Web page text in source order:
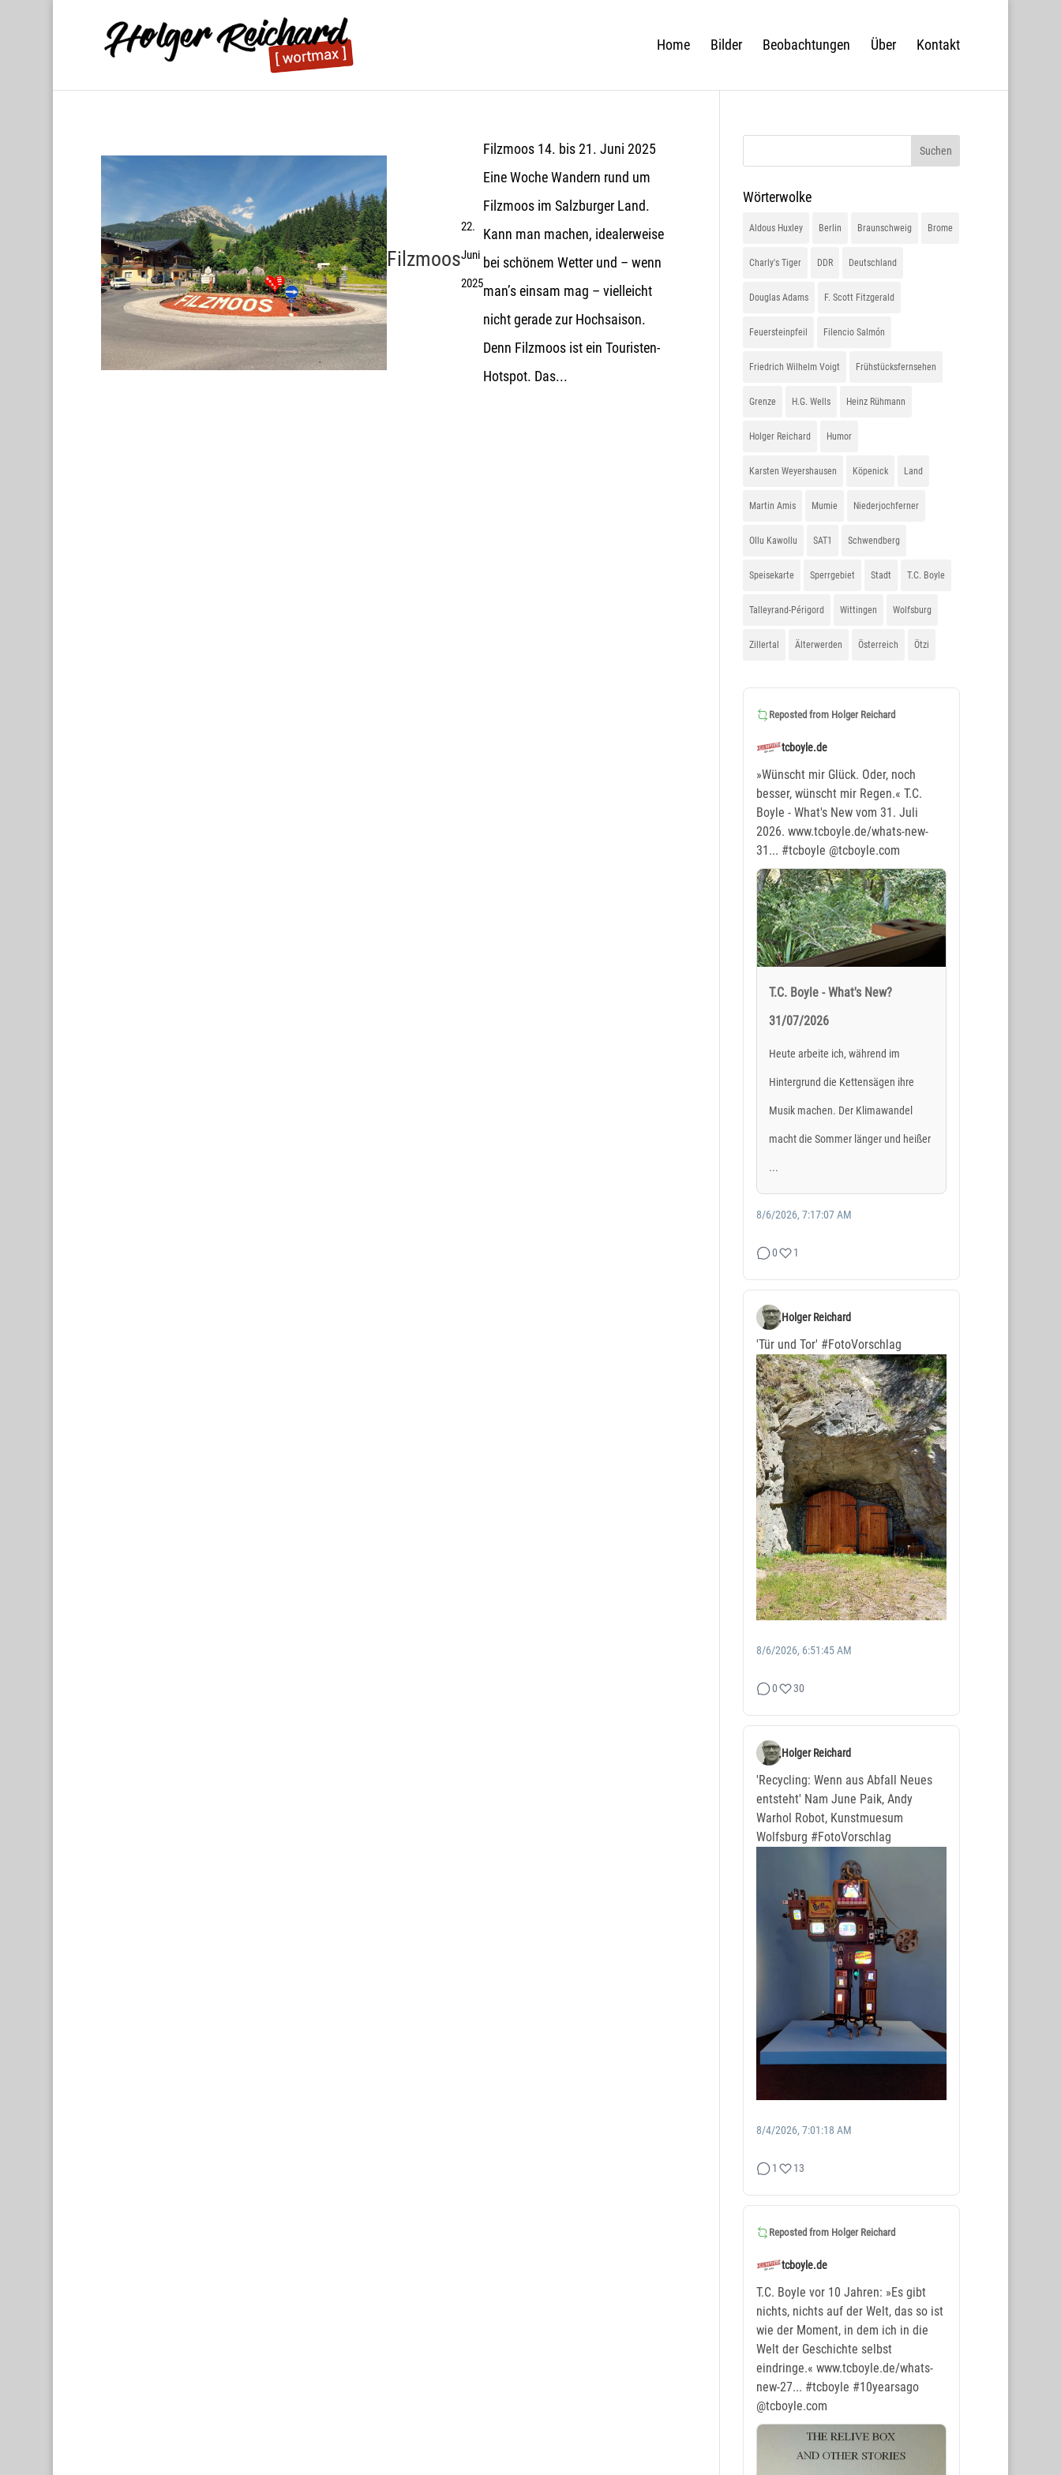
Home Bilder Beobachtungen Über Kontakt
Filzmoos
22.
Juni
2025
Filzmoos 14. bis 21. Juni 2025
Eine Woche Wandern rund um
Filzmoos im Salzburger Land.
Kann man machen, idealerweise
bei schönem Wetter und – wenn
man’s einsam mag – vielleicht
nicht gerade zur Hochsaison.
Denn Filzmoos ist ein Touristen-
Hotspot. Das...
Wörterwolke
Aldous Huxley Berlin Braunschweig Brome
Charly's Tiger DDR Deutschland
Douglas Adams F. Scott Fitzgerald
Feuersteinpfeil Filencio Salmón
Friedrich Wilhelm Voigt Frühstücksfernsehen
Grenze H.G. Wells Heinz Rühmann
Holger Reichard Humor
Karsten Weyershausen Köpenick Land
Martin Amis Mumie Niederjochferner
Ollu Kawollu SAT1 Schwendberg
Speisekarte Sperrgebiet Stadt T.C. Boyle
Talleyrand-Périgord Wittingen Wolfsburg
Zillertal Älterwerden Österreich Ötzi
Reposted from Holger Reichard
tcboyle.de
»Wünscht mir Glück. Oder, noch
besser, wünscht mir Regen.« T.C.
Boyle - What's New vom 31. Juli
2026. www.tcboyle.de/whats-new-
31... #tcboyle @tcboyle.com
T.C. Boyle - What's New?
31/07/2026
Heute arbeite ich, während im
Hintergrund die Kettensägen ihre
Musik machen. Der Klimawandel
macht die Sommer länger und heißer
...
8/6/2026, 7:17:07 AM
0 1
Holger Reichard
'Tür und Tor' #FotoVorschlag
8/6/2026, 6:51:45 AM
0 30
Holger Reichard
'Recycling: Wenn aus Abfall Neues
entsteht' Nam June Paik, Andy
Warhol Robot, Kunstmuesum
Wolfsburg #FotoVorschlag
8/4/2026, 7:01:18 AM
1 13
Reposted from Holger Reichard
tcboyle.de
T.C. Boyle vor 10 Jahren: »Es gibt
nichts, nichts auf der Welt, das so ist
wie der Moment, in dem ich in die
Welt der Geschichte selbst
eindringe.« www.tcboyle.de/whats-
new-27... #tcboyle #10yearsago
@tcboyle.com